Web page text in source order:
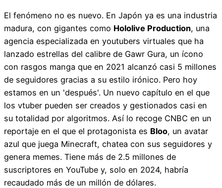
El fenómeno no es nuevo. En Japón ya es una industria
madura, con gigantes como Hololive Production, una
agencia especializada en youtubers virtuales que ha
lanzado estrellas del calibre de Gawr Gura, un ícono
con rasgos manga que en 2021 alcanzó casi 5 millones
de seguidores gracias a su estilo irónico. Pero hoy
estamos en un 'después'. Un nuevo capítulo en el que
los vtuber pueden ser creados y gestionados casi en
su totalidad por algoritmos. Así lo recoge CNBC en un
reportaje en el que el protagonista es Bloo, un avatar
azul que juega Minecraft, chatea con sus seguidores y
genera memes. Tiene más de 2.5 millones de
suscriptores en YouTube y, solo en 2024, habría
recaudado más de un millón de dólares.